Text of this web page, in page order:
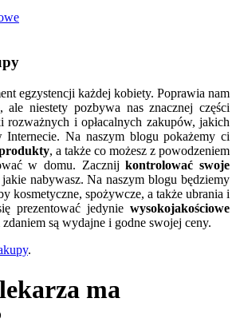
egzystencji każdej kobiety. Poprawia nam
ale niestety pozbywa nas znacznej części
rozważnych i opłacalnych zakupów, jakich
Internecie. Na naszym blogu pokażemy ci
, a także co możesz z powodzeniem
w domu. Zacznijkontrolować swoje
nabywasz. Na naszym blogu będziemy
kosmetyczne, spożywcze, a także ubrania i
prezentować jedynie wysokojakościowe
zdaniem są wydajne i godne swojej ceny.
.
ma